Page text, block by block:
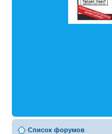
Список форумов